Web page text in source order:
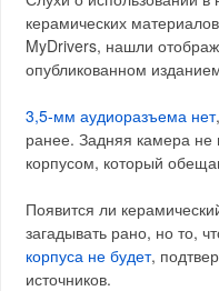
керамических
MyDrivers, нашли
опубликованном
3,5-мм аудиоразъема нет
ранее. Задняя камера не
корпусом, который
Появится ли
загадывать рано, но то,
корпуса не будет,
источников.